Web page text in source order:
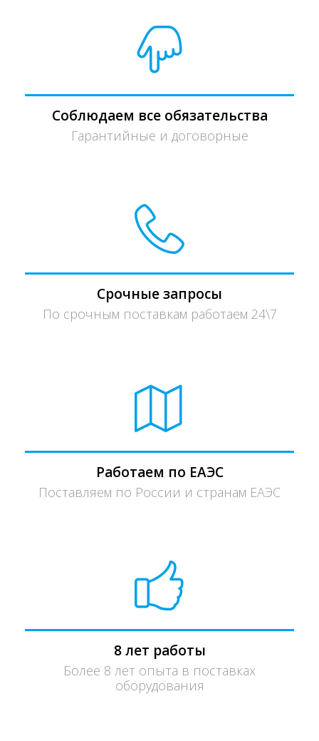
Соблюдаем все обязательства
Гарантийные и договорные
Срочные запросы
По срочным поставкам работаем 24\7
Работаем по ЕАЭС
Поставляем по России и странам ЕАЭС
8 лет работы
Более 8 лет опыта в поставках
оборудования